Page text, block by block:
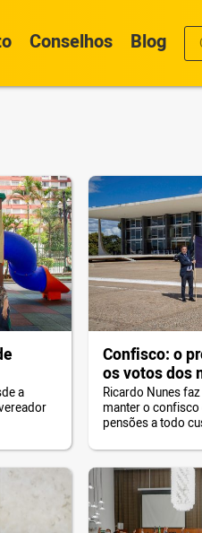
Conselhos Blog
a
Confisco: o
os votos dos
Ricardo Nunes
manter o
pensões a todo